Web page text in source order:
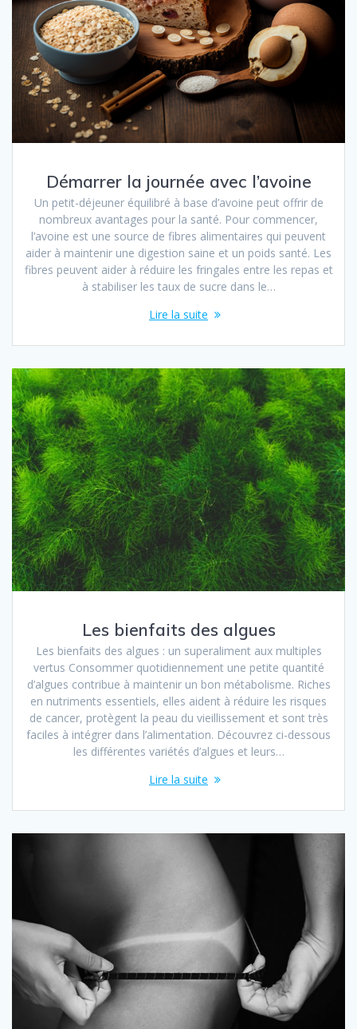
Démarrer la journée avec l’avoine
Un petit-déjeuner équilibré à base d’avoine peut offrir de
nombreux avantages pour la santé. Pour commencer,
l’avoine est une source de fibres alimentaires qui peuvent
aider à maintenir une digestion saine et un poids santé. Les
fibres peuvent aider à réduire les fringales entre les repas et
à stabiliser les taux de sucre dans le…
Lire la suite
Les bienfaits des algues
Les bienfaits des algues : un superaliment aux multiples
vertus Consommer quotidiennement une petite quantité
d’algues contribue à maintenir un bon métabolisme. Riches
en nutriments essentiels, elles aident à réduire les risques
de cancer, protègent la peau du vieillissement et sont très
faciles à intégrer dans l’alimentation. Découvrez ci-dessous
les différentes variétés d’algues et leurs…
Lire la suite